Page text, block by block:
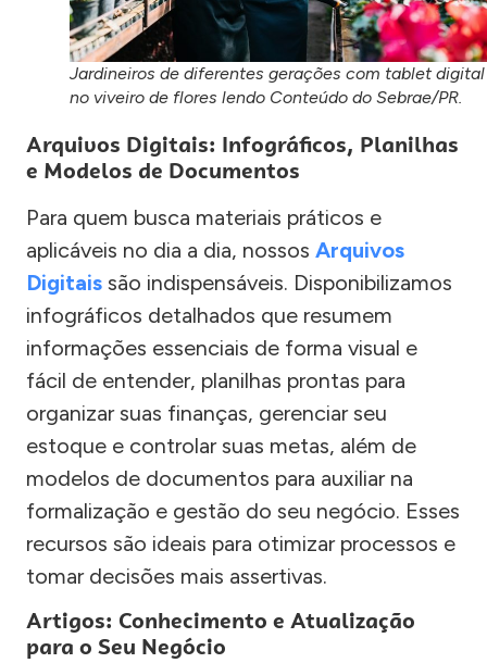
Jardineiros de diferentes gerações com tablet digital
no viveiro de flores lendo Conteúdo do Sebrae/PR.
Arquivos Digitais: Infográficos, Planilhas
e Modelos de Documentos
Para quem busca materiais práticos e
aplicáveis no dia a dia, nossos Arquivos
Digitais são indispensáveis. Disponibilizamos
infográficos detalhados que resumem
informações essenciais de forma visual e
fácil de entender, planilhas prontas para
organizar suas finanças, gerenciar seu
estoque e controlar suas metas, além de
modelos de documentos para auxiliar na
formalização e gestão do seu negócio. Esses
recursos são ideais para otimizar processos e
tomar decisões mais assertivas.
Artigos: Conhecimento e Atualização
para o Seu Negócio